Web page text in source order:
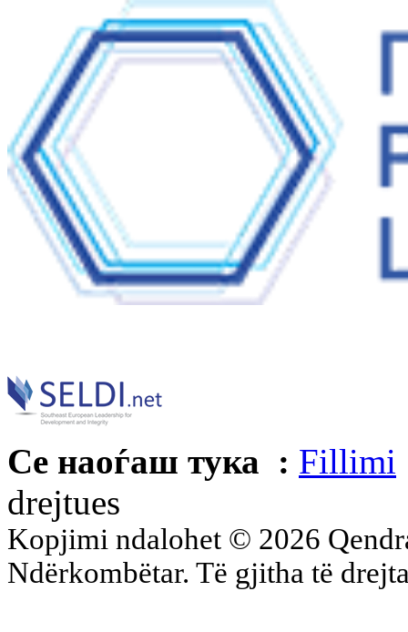
Се наоѓаш тука : Fillimi
drejtues
Kopjimi ndalohet © 2026
Ndërkombëtar. Të gjitha të